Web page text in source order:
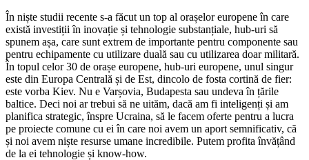
În niște studii recente s-a făcut un top al orașelor europene în care
există investiții în inovație și tehnologie substanțiale, hub-uri să
spunem așa, care sunt extrem de importante pentru componente sau
pentru echipamente cu utilizare duală sau cu utilizarea doar militară.
În topul celor 30 de orașe europene, hub-uri europene, unul singur
este din Europa Centrală și de Est, dincolo de fosta cortină de fier:
este vorba Kiev. Nu e Varșovia, Budapesta sau undeva în țările
baltice. Deci noi ar trebui să ne uităm, dacă am fi inteligenți și am
planifica strategic, înspre Ucraina, să le facem oferte pentru a lucra
pe proiecte comune cu ei în care noi avem un aport semnificativ, că
și noi avem niște resurse umane incredibile. Putem profita învățând
de la ei tehnologie și know-how.